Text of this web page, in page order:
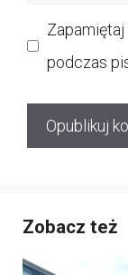
podczas
Zobacz też